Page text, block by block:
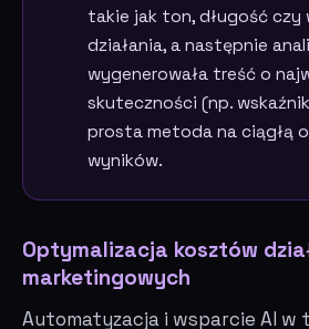
takie jak ton, długość czy
działania, a następnie
wygenerowała treść o
skuteczności (np.
prosta metoda na ciągłą
wyników.
Optymalizacja kosztów
marketingowych
Automatyzacja i wsparcie AI w